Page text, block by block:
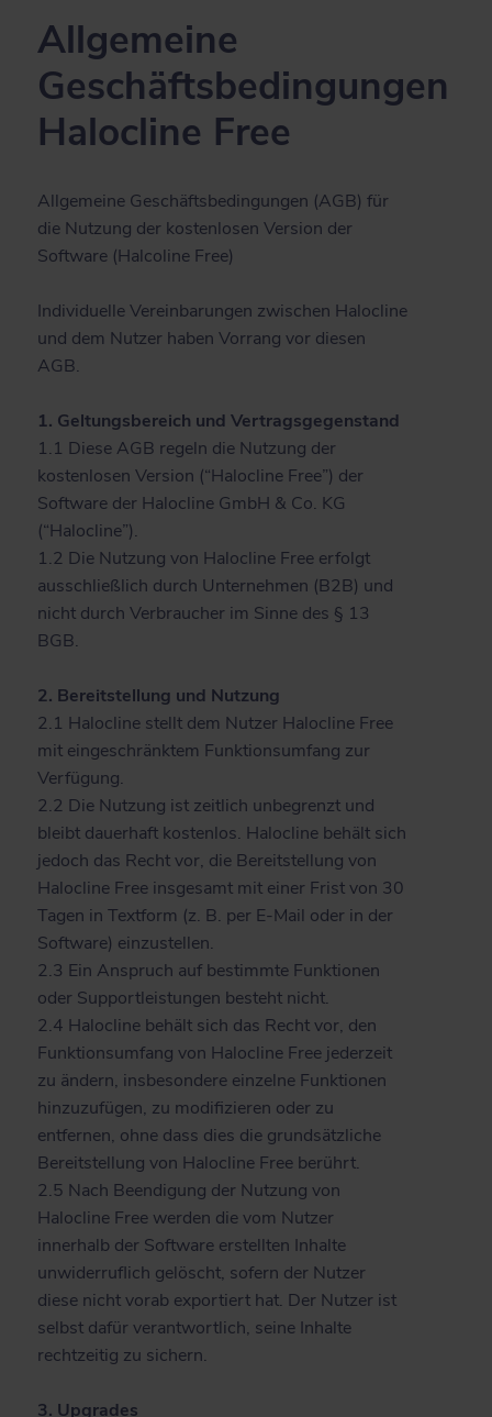
Allgemeine
Geschäftsbedingungen
Halocline Free
Allgemeine Geschäftsbedingungen (AGB) für
die Nutzung der kostenlosen Version der
Software (Halcoline Free)
Individuelle Vereinbarungen zwischen Halocline
und dem Nutzer haben Vorrang vor diesen
AGB.
1. Geltungsbereich und Vertragsgegenstand
1.1 Diese AGB regeln die Nutzung der
kostenlosen Version (“Halocline Free”) der
Software der Halocline GmbH & Co. KG
(“Halocline”).
1.2 Die Nutzung von Halocline Free erfolgt
ausschließlich durch Unternehmen (B2B) und
nicht durch Verbraucher im Sinne des § 13
BGB.
2. Bereitstellung und Nutzung
2.1 Halocline stellt dem Nutzer Halocline Free
mit eingeschränktem Funktionsumfang zur
Verfügung.
2.2 Die Nutzung ist zeitlich unbegrenzt und
bleibt dauerhaft kostenlos. Halocline behält sich
jedoch das Recht vor, die Bereitstellung von
Halocline Free insgesamt mit einer Frist von 30
Tagen in Textform (z. B. per E-Mail oder in der
Software) einzustellen.
2.3 Ein Anspruch auf bestimmte Funktionen
oder Supportleistungen besteht nicht.
2.4 Halocline behält sich das Recht vor, den
Funktionsumfang von Halocline Free jederzeit
zu ändern, insbesondere einzelne Funktionen
hinzuzufügen, zu modifizieren oder zu
entfernen, ohne dass dies die grundsätzliche
Bereitstellung von Halocline Free berührt.
2.5 Nach Beendigung der Nutzung von
Halocline Free werden die vom Nutzer
innerhalb der Software erstellten Inhalte
unwiderruflich gelöscht, sofern der Nutzer
diese nicht vorab exportiert hat. Der Nutzer ist
selbst dafür verantwortlich, seine Inhalte
rechtzeitig zu sichern.
3. Upgrades